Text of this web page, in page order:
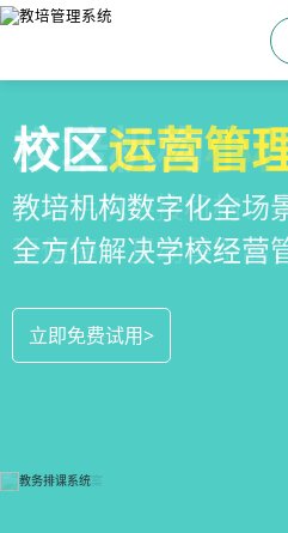
全场景招生
全场景招生方案+产
构低成本实现生源指
立即免费试用>
教培机构小
一部手机链接机构、
更便捷，互动零距离
立即免费试用>
校区运营管
教培机构数字化全场
全方位解决学校经营
立即免费试用>